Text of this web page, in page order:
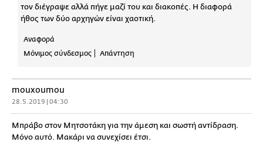
τον διέγραψε αλλά πήγε μαζί του και διακοπές. Η διαφορά
ήθος των δύο αρχηγών είναι χαοτική.
Αναφορά
Μόνιμος σύνδεσμος
Απάντηση
mouxoumou
28.5.2019 | 04:30
Μπράβο στον Μητσοτάκη για την άμεση και σωστή αντίδραση.
Μόνο αυτό. Μακάρι να συνεχίσει έτσι.